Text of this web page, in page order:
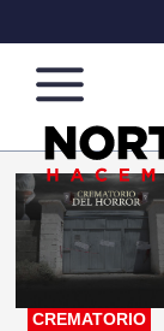
Norte
de
Ciudad
Más
que
noticias,
hacemos
CREMATORIO